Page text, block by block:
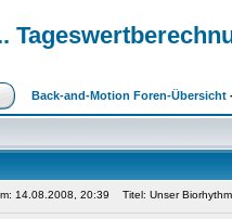
Back-and-Motion Foren-Übersicht
14.08.2008, 20:39 Titel: Unser